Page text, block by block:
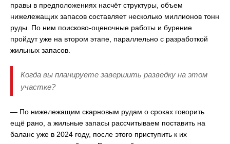
правы в предположениях насчёт структуры, объем
нижележащих запасов составляет несколько миллионов тонн
руды. По ним поисково-оценочные работы и бурение
пройдут уже на втором этапе, параллельно с разработкой
жильных запасов.
Когда вы планируете завершить разведку на этом
участке?
— По нижележащим скарновым рудам о сроках говорить
ещё рано, а жильные запасы рассчитываем поставить на
баланс уже в 2024 году, после этого приступить к их